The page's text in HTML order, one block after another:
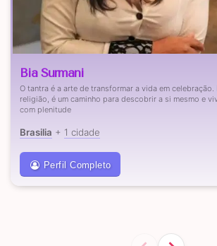
Bia Surmani
O tantra é a arte de transformar a vida em celebração.
religião, é um caminho para descobrir a si mesmo e
com plenitude
Brasilia + 1 cidade
Perfil Completo